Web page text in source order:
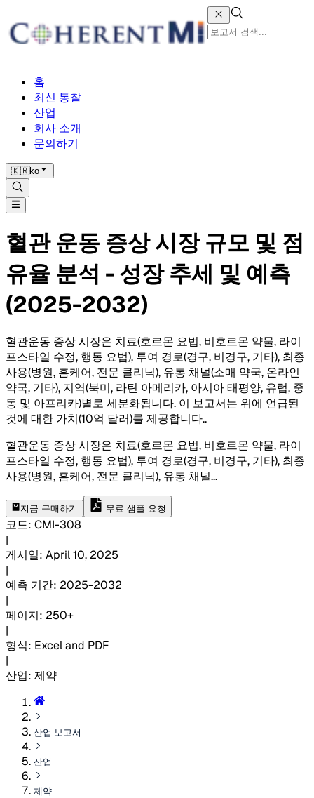
홈
최신 통찰
산업
회사 소개
문의하기
🇰🇷ko
혈관 운동 증상 시장 규모 및 점
유율 분석 - 성장 추세 및 예측
(2025-2032)
혈관운동 증상 시장은 치료(호르몬 요법, 비호르몬 약물, 라이
프스타일 수정, 행동 요법), 투여 경로(경구, 비경구, 기타), 최종
사용(병원, 홈케어, 전문 클리닉), 유통 채널(소매 약국, 온라인
약국, 기타), 지역(북미, 라틴 아메리카, 아시아 태평양, 유럽, 중
동 및 아프리카)별로 세분화됩니다. 이 보고서는 위에 언급된
것에 대한 가치(10억 달러)를 제공합니다..
혈관운동 증상 시장은 치료(호르몬 요법, 비호르몬 약물, 라이
프스타일 수정, 행동 요법), 투여 경로(경구, 비경구, 기타), 최종
사용(병원, 홈케어, 전문 클리닉), 유통 채널...
지금 구매하기 무료 샘플 요청
코드: CMI-308
|
게시일: April 10, 2025
|
예측 기간: 2025-2032
|
페이지: 250+
|
형식: Excel and PDF
|
산업: 제약
산업 보고서
산업
제약